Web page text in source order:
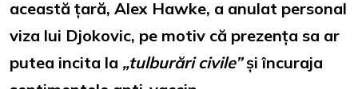
această țară, Alex Hawke, a anulat personal
viza lui Djokovic, pe motiv că prezența sa ar
putea incita la „tulburări civile”și încuraja